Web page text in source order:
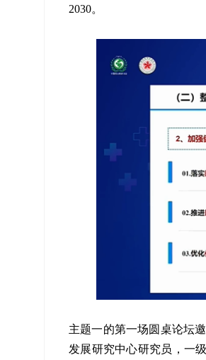
2030。
主题一的第一场圆桌论坛
发展研究中心研究员，一